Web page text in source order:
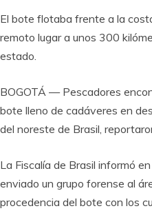
El bote flotaba frente a la
remoto lugar a unos 300
estado.
BOGOTÁ — Pescadores
bote lleno de cadáveres en
del noreste de Brasil,
La Fiscalía de Brasil informó
enviado un grupo forense al
procedencia del bote con los